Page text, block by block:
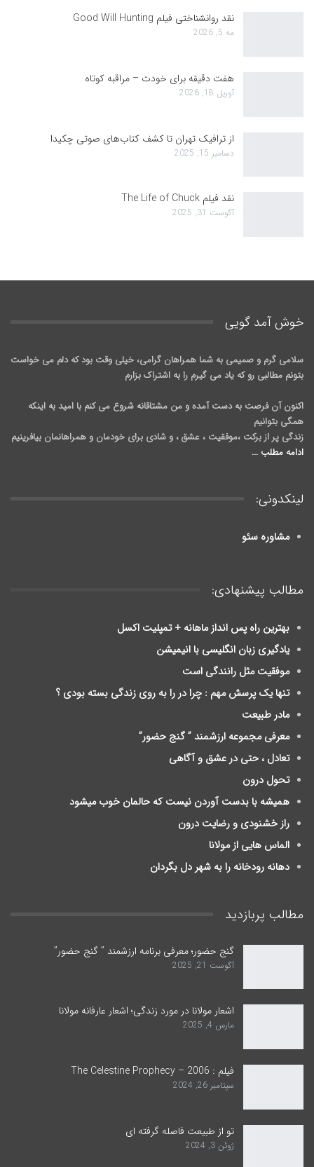
نقد روانشناختی فیلم Good Will Hunting
مه 5, 2026
هفت دقیقه برای خودت – مراقبه کوتاه
آوریل 18, 2026
از ترافیک تهران تا کشف کتاب‌های صوتی چکیدا
دسامبر 15, 2025
نقد فیلم The Life of Chuck
آگوست 31, 2025
خوش آمد گويی
سلامی گرم و صمیمی به شما همراهان گرامی، خیلی وقت بود که دلم می خواست
بتونم مطالبی رو که یاد می گیرم را به اشتراک بزارم
اکنون آن فرصت به دست آمده و من مشتاقانه شروع می کنم با امید به اینکه
همگی بتوانیم
زندگی پر از برکت ،موفقیت ، عشق ، و شادی برای خودمان و همراهانمان بیافرینیم
ادامه مطلب ...
لینکدونی:
مشاوره سئو
مطالب پیشنهادی:
بهترین راه پس انداز ماهانه + تمپلیت اکسل
یادگیری زبان انگلیسی با انیمیشن
موفقیت مثل رانندگی است
تنها یک پرسش مهم : چرا در را به روی زندگی بسته بودی ؟
مادر طبیعت
معرفی مجموعه ارزشمند ” گنج حضور”
تعادل ، حتی در عشق و آگاهی
تحول درون
ﻫﻤﯿﺸﻪ ﺑﺎ ﺑﺪﺳﺖ ﺁﻭﺭﺩﻥ ﻧﯿﺴﺖ ﮐﻪ ﺣﺎلمان ﺧﻮﺏ ﻣﯿﺸﻮﺩ
راز خشنودی و رضایت درون
الماس هایی از مولانا
دهانه رودخانه را به شهر دل بگردان
مطالب پربازدید
گنج حضور؛ معرفی برنامه ارزشمند ” گنج حضور”
آگوست 21, 2025
اشعار مولانا در مورد زندگی؛ اشعار عارفانه مولانا
مارس 4, 2025
فیلم : The Celestine Prophecy – 2006
سپتامبر 26, 2024
تو از طبیعت فاصله گرفته ای
ژوئن 3, 2024